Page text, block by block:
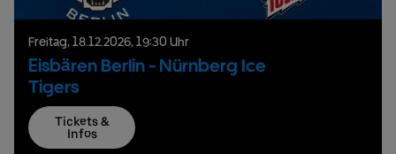
Freitag,18.12.2026,19:30 Uhr
Eisbären Berlin - Nürnberg Ice
Tigers
Tickets &
Infos